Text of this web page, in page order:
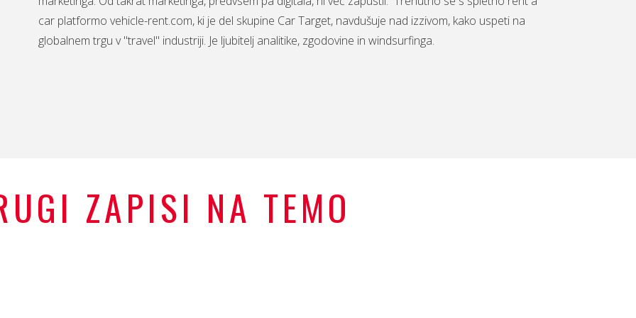
car platformo vehicle-rent.com, ki je del skupine Car Target, navdušuje nad izzivom, kako uspeti na
globalnem trgu v "travel" industriji. Je ljubitelj analitike, zgodovine in windsurfinga.
ZAPISI NA TEMO